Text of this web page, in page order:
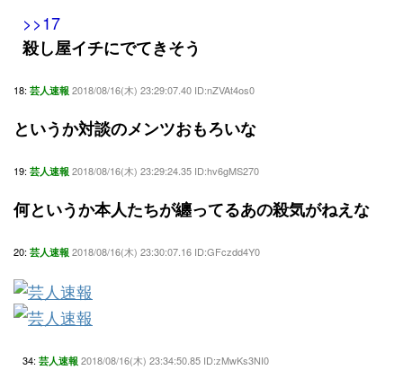
>>17
殺し屋イチにでてきそう
18: 芸人速報 2018/08/16(木) 23:29:07.40 ID:nZVAt4os0
というか対談のメンツおもろいな
19: 芸人速報 2018/08/16(木) 23:29:24.35 ID:hv6gMS270
何というか本人たちが纏ってるあの殺気がねえな
20: 芸人速報 2018/08/16(木) 23:30:07.16 ID:GFczdd4Y0
34: 芸人速報 2018/08/16(木) 23:34:50.85 ID:zMwKs3NI0